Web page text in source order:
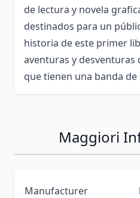
de lectura y novela
destinados para un
historia de este primer
aventuras y
que tienen una banda de
Maggiori
Manufacturer